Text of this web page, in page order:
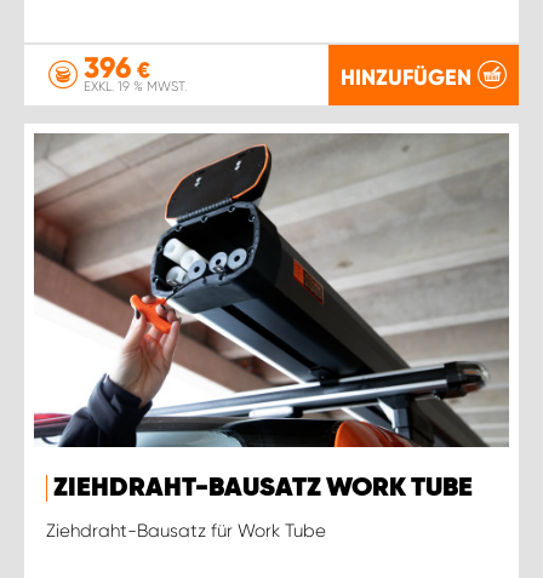
396 €
EXKL. 19 % MWST. HINZUFÜGEN
ZIEHDRAHT-BAUSATZ WORK TUBE
Ziehdraht-Bausatz für Work Tube